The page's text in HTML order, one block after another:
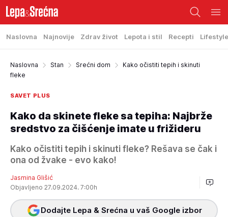
Naslovna Najnovije Zdrav život Lepota i stil Recepti Lifestyle
Naslovna Stan Srećni dom
Kako očistiti tepih i skinuti
fleke
SAVET PLUS
Kako da skinete fleke sa tepiha: Najbrže
sredstvo za čišćenje imate u frižideru
Kako očistiti tepih i skinuti fleke? Rešava se čak i
ona od žvake - evo kako!
Jasmina Glišić
Objavljeno 27.09.2024. 7:00h
Dodajte Lepa & Srećna u vaš Google izbor